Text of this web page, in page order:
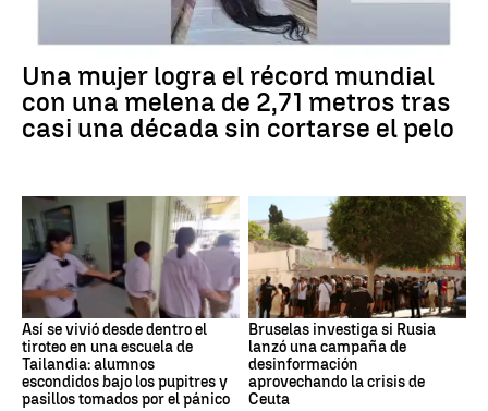
Una mujer logra el récord mundial
con una melena de 2,71 metros tras
casi una década sin cortarse el pelo
Así se vivió desde dentro el
tiroteo en una escuela de
Tailandia: alumnos
escondidos bajo los pupitres y
pasillos tomados por el pánico
Bruselas investiga si Rusia
lanzó una campaña de
desinformación
aprovechando la crisis de
Ceuta